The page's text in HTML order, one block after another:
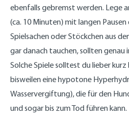
ebenfalls gebremst werden. Lege
(ca. 10 Minuten) mit langen Pausen
Spielsachen oder Stöckchen aus
gar danach tauchen, sollten genau
Solche Spiele solltest du lieber
bisweilen eine hypotone
Wasservergiftung), die für den
und sogar bis zum Tod führen